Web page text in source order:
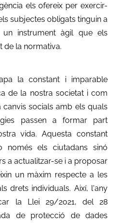
els ofereix per exercir-
subjectes obligats tinguin a
un instrument àgil que els
de la normativa.
la constant i imparable
de la nostra societat i com
socials amb els quals
passen a formar part
vida. Aquesta constant
només els ciutadans sinó
a actualitzar-se i a proposar
un màxim respecte a les
drets individuals. Així, l'any
la Llei 29/2021, del 28
de protecció de dades